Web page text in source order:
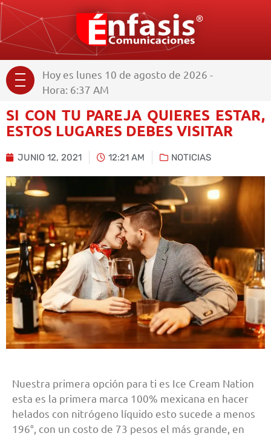
Hoy es lunes 10 de agosto de 2026 -
Hora: 6:37 AM
SI CON TU PAREJA QUIERES ESTAR,
ESTOS LUGARES DEBES VISITAR
JUNIO 12, 2021 12:21 AM NOTICIAS
Nuestra primera opción para ti es Ice Cream Nation
esta es la primera marca 100% mexicana en hacer
helados con nitrógeno líquido esto sucede a menos
196°, con un costo de 73 pesos el más grande, en